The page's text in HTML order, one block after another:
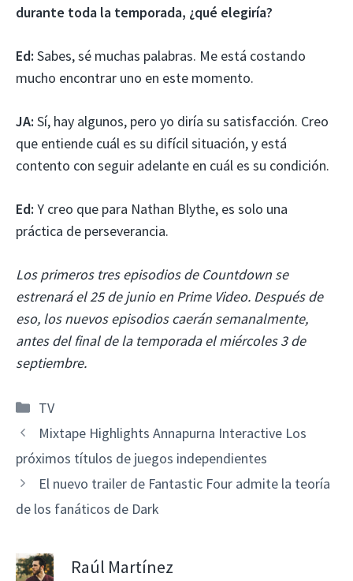
durante toda la temporada, ¿qué elegiría?
Ed: Sabes, sé muchas palabras. Me está costando
mucho encontrar uno en este momento.
JA: Sí, hay algunos, pero yo diría su satisfacción. Creo
que entiende cuál es su difícil situación, y está
contento con seguir adelante en cuál es su condición.
Ed: Y creo que para Nathan Blythe, es solo una
práctica de perseverancia.
Los primeros tres episodios de Countdown se
estrenará el 25 de junio en Prime Video. Después de
eso, los nuevos episodios caerán semanalmente,
antes del final de la temporada el miércoles 3 de
septiembre.
Categorías
TV
Mixtape Highlights Annapurna Interactive Los
próximos títulos de juegos independientes
El nuevo trailer de Fantastic Four admite la teoría
de los fanáticos de Dark
Raúl Martínez